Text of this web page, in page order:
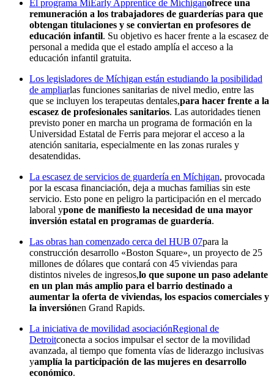
El programa MiEarly Apprentice de Míchiganofrece una
remuneración a los trabajadores de guarderías para que
obtengan titulaciones y se conviertan en profesores de
educación infantil. Su objetivo es hacer frente a la escasez de
personal a medida que el estado amplía el acceso a la
educación infantil gratuita.
Los legisladores de Míchigan están estudiando la posibilidad
de ampliarlas funciones sanitarias de nivel medio, entre las
que se incluyen los terapeutas dentales,para hacer frente a la
escasez de profesionales sanitarios. Las autoridades tienen
previsto poner en marcha un programa de formación en la
Universidad Estatal de Ferris para mejorar el acceso a la
atención sanitaria, especialmente en las zonas rurales y
desatendidas.
La escasez de servicios de guardería en Míchigan, provocada
por la escasa financiación, deja a muchas familias sin este
servicio. Esto pone en peligro la participación en el mercado
laboral ypone de manifiesto la necesidad de una mayor
inversión estatal en programas de guardería.
Las obras han comenzado cerca del HUB 07para la
construcción desarrollo «Boston Square», un proyecto de 25
millones de dólares que contará con 45 viviendas para
distintos niveles de ingresos,lo que supone un paso adelante
en un plan más amplio para el barrio destinado a
aumentar la oferta de viviendas, los espacios comerciales y
la inversiónen Grand Rapids.
La iniciativa de movilidad asociaciónRegional de
Detroitconecta a socios impulsar el sector de la movilidad
avanzada, al tiempo que fomenta vías de liderazgo inclusivas
yamplía la participación de las mujeres en desarrollo
económico.